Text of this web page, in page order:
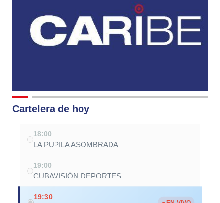
Cartelera de hoy
18:00
LA PUPILA ASOMBRADA
19:00
CUBAVISIÓN DEPORTES
19:30